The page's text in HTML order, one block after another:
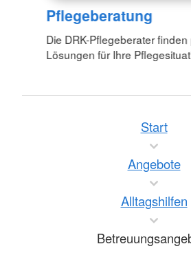
Pflegeberatung
Die DRK-Pflegeberater
Lösungen für Ihre
Start
Angebote
Alltagshilfen